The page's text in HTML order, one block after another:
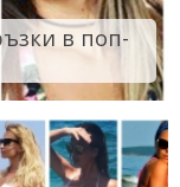
в поп-